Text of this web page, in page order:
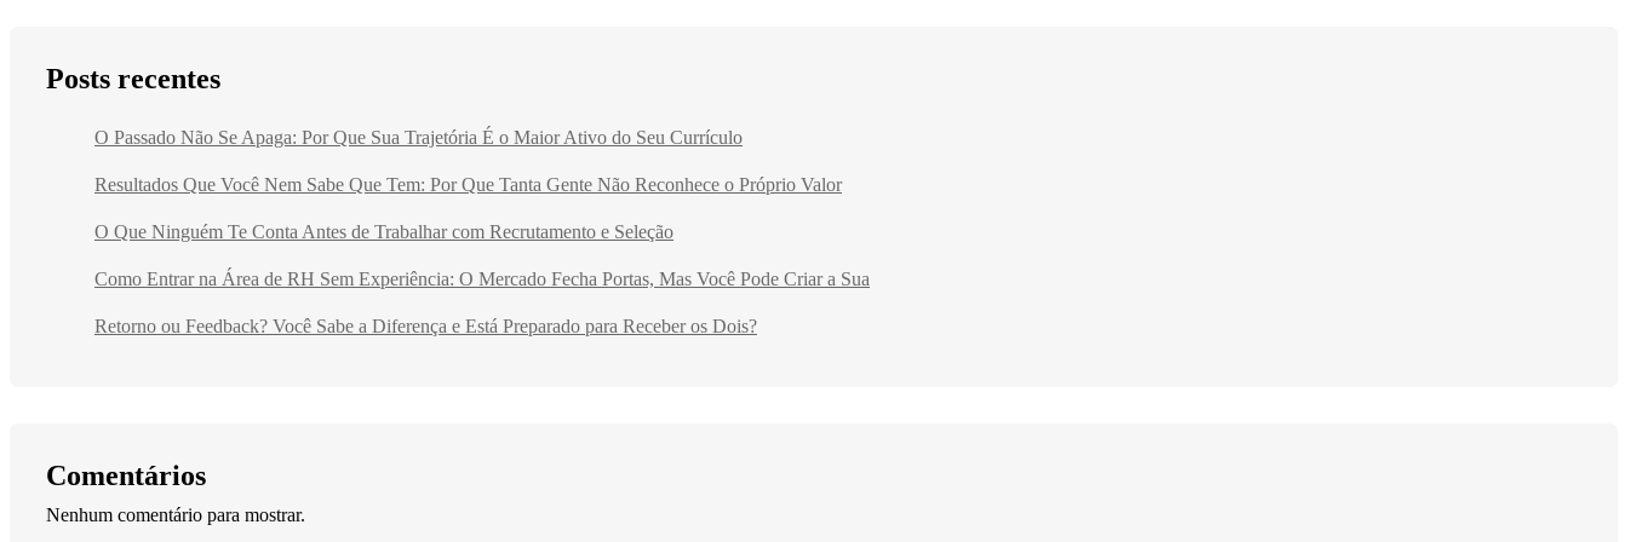
Posts recentes
O Passado Não Se Apaga: Por Que Sua Trajetória É o Maior Ativo do Seu Currículo
Resultados Que Você Nem Sabe Que Tem: Por Que Tanta Gente Não Reconhece o Próprio Valor
O Que Ninguém Te Conta Antes de Trabalhar com Recrutamento e Seleção
Como Entrar na Área de RH Sem Experiência: O Mercado Fecha Portas, Mas Você Pode Criar a Sua
Retorno ou Feedback? Você Sabe a Diferença e Está Preparado para Receber os Dois?
Comentários
Nenhum comentário para mostrar.